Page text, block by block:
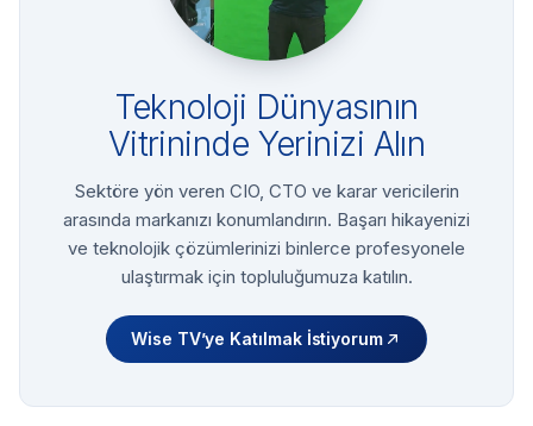
Teknoloji Dünyasının
Vitrininde Yerinizi Alın
Sektöre yön veren CIO, CTO ve karar vericilerin
arasında markanızı konumlandırın. Başarı hikayenizi
ve teknolojik çözümlerinizi binlerce profesyonele
ulaştırmak için topluluğumuza katılın.
Wise TV’ye Katılmak İstiyorum